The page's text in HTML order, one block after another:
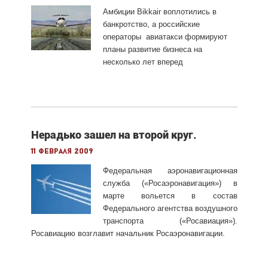
Амбиции Bikkair воплотились в
банкротство, а российские
операторы авиатакси формируют
планы развитие бизнеса на
несколько лет вперед
Нерадько зашел на второй круг.
11 февраля 2009
Федеральная аэронавигационная
служба («Росаэронавигация») в
марте вольется в состав
Федерального агентства воздушного
транспорта («Росавиация»).
Росавиацию возглавит начальник Росаэронавигации.